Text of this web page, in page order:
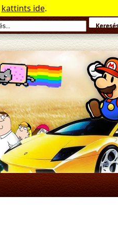
kattints ide.